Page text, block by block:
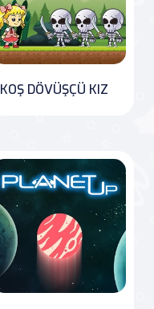
KOŞ DÖVÜŞÇÜ KIZ